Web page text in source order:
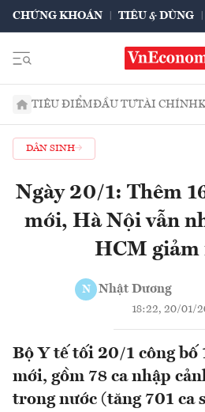
CHỨNG KHOÁN TIÊU & DÙNG
TIÊU ĐIỂMĐẦU TƯTÀI CHÍNH
DÂN SINH
Ngày 20/1: Thêm
mới, Hà Nội vẫn
HCM giảm
N Nhật Dương
18:22, 20/01/
Bộ Y tế tối 20/1 công bố
mới, gồm 78 ca nhập
trong nước (tăng 701 ca